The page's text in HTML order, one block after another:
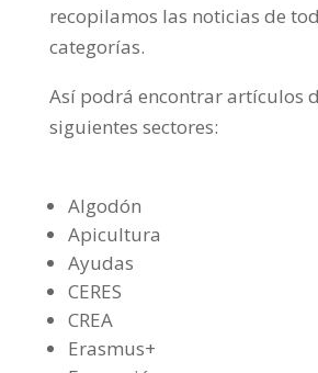
recopilamos las noticias de
categorías.
Así podrá encontrar artículos
siguientes sectores:
Algodón
Apicultura
Ayudas
CERES
CREA
Erasmus+